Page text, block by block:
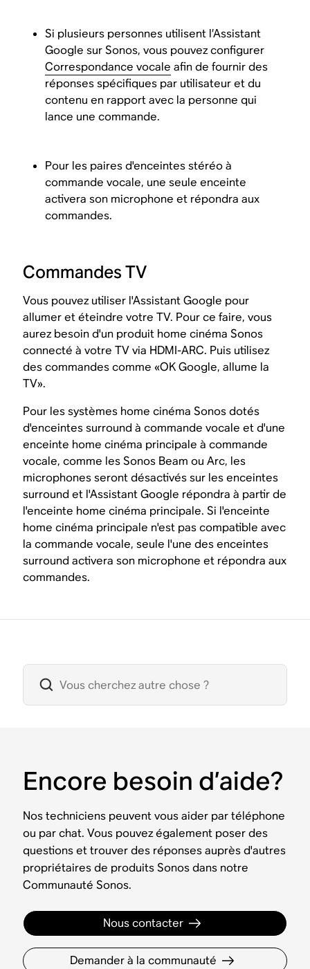
Si plusieurs personnes utilisent l’Assistant
Google sur Sonos, vous pouvez configurer
Correspondance vocale afin de fournir des
réponses spécifiques par utilisateur et du
contenu en rapport avec la personne qui
lance une commande.
Pour les paires d'enceintes stéréo à
commande vocale, une seule enceinte
activera son microphone et répondra aux
commandes.
Commandes TV
Vous pouvez utiliser l'Assistant Google pour
allumer et éteindre votre TV. Pour ce faire, vous
aurez besoin d'un produit home cinéma Sonos
connecté à votre TV via HDMI-ARC. Puis utilisez
des commandes comme «OK Google, allume la
TV».
Pour les systèmes home cinéma Sonos dotés
d'enceintes surround à commande vocale et d'une
enceinte home cinéma principale à commande
vocale, comme les Sonos Beam ou Arc, les
microphones seront désactivés sur les enceintes
surround et l'Assistant Google répondra à partir de
l'enceinte home cinéma principale. Si l'enceinte
home cinéma principale n'est pas compatible avec
la commande vocale, seule l'une des enceintes
surround activera son microphone et répondra aux
commandes.
Encore besoin d’aide?
Nos techniciens peuvent vous aider par téléphone
ou par chat. Vous pouvez également poser des
questions et trouver des réponses auprès d'autres
propriétaires de produits Sonos dans notre
Communauté Sonos.
Nous contacter
Demander à la communauté